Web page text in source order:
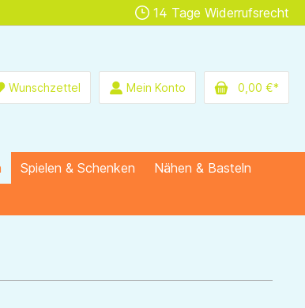
14 Tage Widerrufsrecht
Wunschzettel Mein Konto 0,00 €*
Spielen & Schenken
Nähen & Basteln